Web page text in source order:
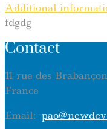
Additional
fdgdg
Contact
11 rue des
France
Email: